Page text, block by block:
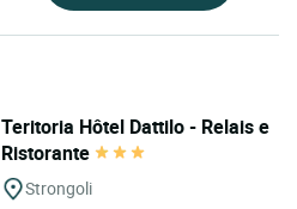
Teritoria Hôtel Dattilo - Relais e
Ristorante
Strongoli